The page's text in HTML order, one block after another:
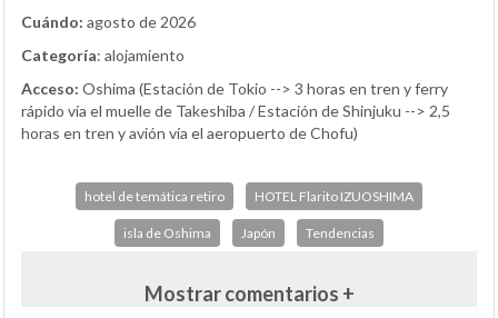
Cuándo: agosto de 2026
Categoría: alojamiento
Acceso: Oshima (Estación de Tokio --> 3 horas en tren y ferry
rápido vía el muelle de Takeshiba / Estación de Shinjuku --> 2,5
horas en tren y avión vía el aeropuerto de Chofu)
hotel de temática retiro HOTEL Flarito IZUOSHIMA
isla de Oshima Japón Tendencias
Mostrar comentarios +